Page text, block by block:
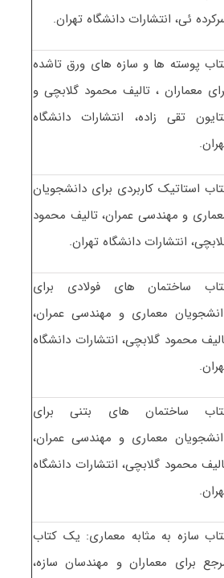
ئی، انتشارات دانشگاه تهران.
پوسته ها و سازه های ورق تاشده
معماران ، تالیف محمود گلابچی و
تقی زاده، انتشارات دانشگاه
استاتیک کاربردی برای دانشجویان
و مهندسی عمران، تالیف محمود
انتشارات دانشگاه تهران.
ساختمان های فولادی برای
معماری و مهندسی عمران،
محمود گلابچی، انتشارات دانشگاه
ساختمان های بتنی برای
معماری و مهندسی عمران،
محمود گلابچی، انتشارات دانشگاه
سازه به مثابه معماری: یک کتاب
برای معماران و مهندسان سازه،